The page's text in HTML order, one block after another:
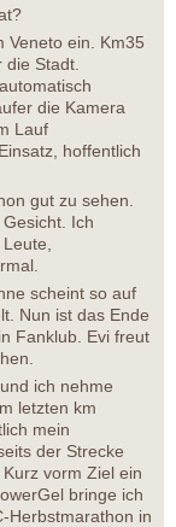
Veneto ein. Km35
Stadt.
die Kamera
Lauf
hoffentlich
gut zu sehen.
Ich
scheint so auf
Nun ist das Ende
Fanklub. Evi freut
ich nehme
letzten km
mein
der Strecke
vorm Ziel ein
bringe ich
Herbstmarathon in